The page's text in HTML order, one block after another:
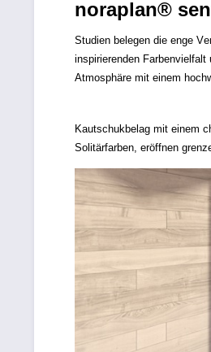
noraplan®
Studien belegen die enge
inspirierenden
Atmosphäre mit einem
Kautschukbelag mit einem
Solitärfarben, eröffnen